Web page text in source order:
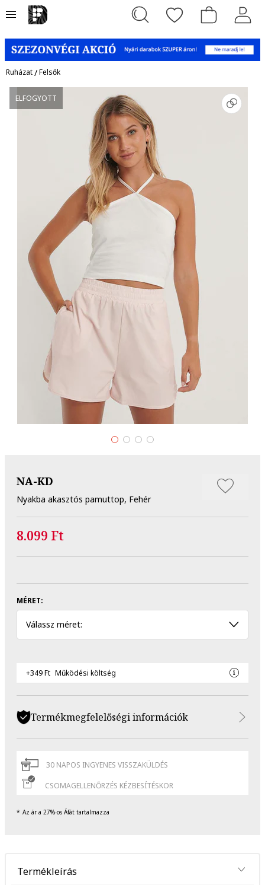
Ruházat/Felsők
ELFOGYOTT
NA-KD
Nyakba akasztós pamuttop, Fehér
8.099 Ft
MÉRET:
Válassz méret:
+349 Ft Működési költség
Termékmegfelelőségi információk
30 NAPOS INGYENES VISSZAKÜLDÉS
CSOMAGELLENŐRZÉS KÉZBESÍTÉSKOR
Az ár a 27%-os Áfát tartalmazza
Termékleírás